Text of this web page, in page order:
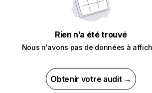
Rien n’a été trouvé
Nous n'avons pas de données à
Obtenir votre audit →